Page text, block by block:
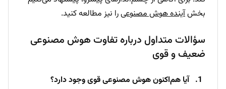
بخشآینده هوش مصنوعیرا نیز مطالعه کنید.
سؤالات متداول درباره تفاوت هوش مصنوعی
ضعیف و قوی
آیا هم‌اکنون هوش مصنوعی قوی وجود دارد؟